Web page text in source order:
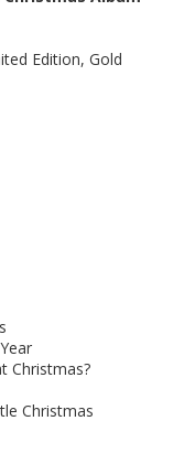
Edition, Gold
Christmas